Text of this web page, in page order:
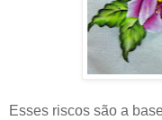
Esses riscos são a